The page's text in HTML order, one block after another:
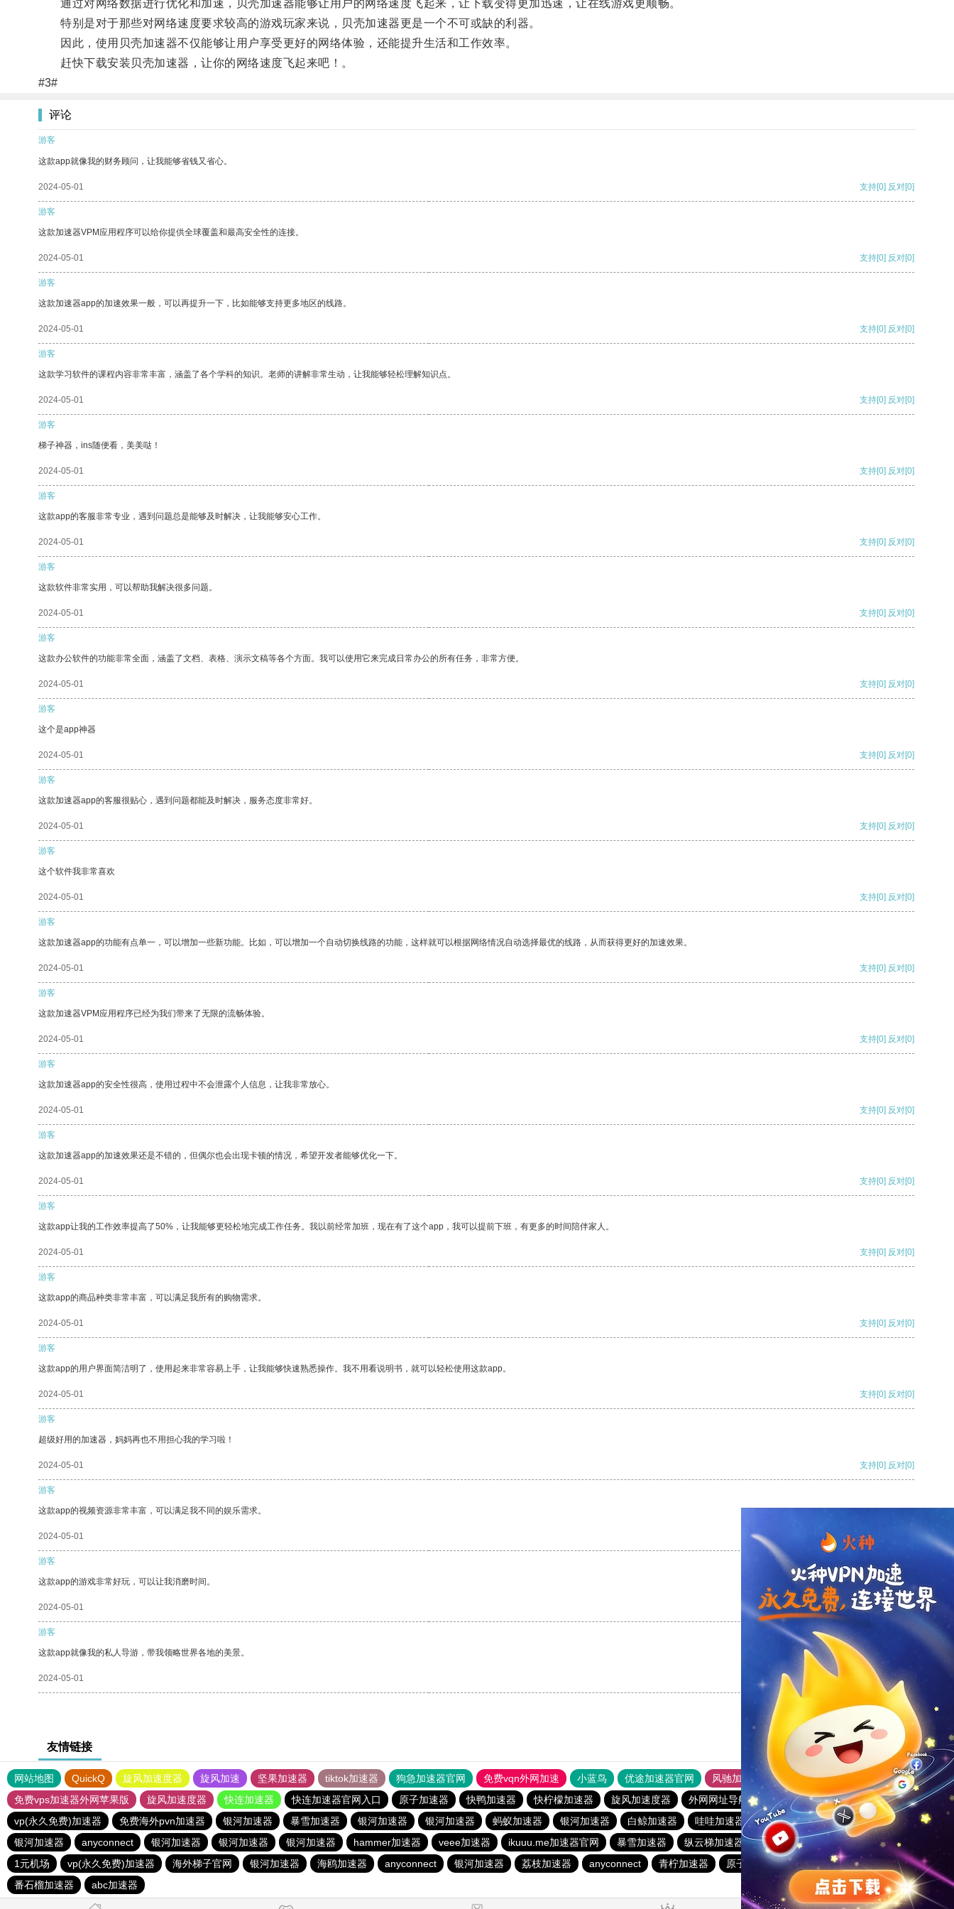
通过对网络数据进行优化和加速，贝壳加速器能够让用户的网络速度飞起来，让下载变得更加迅速，让在线游戏更顺畅。
特别是对于那些对网络速度要求较高的游戏玩家来说，贝壳加速器更是一个不可或缺的利器。
因此，使用贝壳加速器不仅能够让用户享受更好的网络体验，还能提升生活和工作效率。
赶快下载安装贝壳加速器，让你的网络速度飞起来吧！。
#3#
评论
游客
这款app就像我的财务顾问，让我能够省钱又省心。
2024-05-01 支持[0] 反对[0]
游客
这款加速器VPM应用程序可以给你提供全球覆盖和最高安全性的连接。
2024-05-01 支持[0] 反对[0]
游客
这款加速器app的加速效果一般，可以再提升一下，比如能够支持更多地区的线路。
2024-05-01 支持[0] 反对[0]
游客
这款学习软件的课程内容非常丰富，涵盖了各个学科的知识。老师的讲解非常生动，让我能够轻松理解知识点。
2024-05-01 支持[0] 反对[0]
游客
梯子神器，ins随便看，美美哒！
2024-05-01 支持[0] 反对[0]
游客
这款app的客服非常专业，遇到问题总是能够及时解决，让我能够安心工作。
2024-05-01 支持[0] 反对[0]
游客
这款软件非常实用，可以帮助我解决很多问题。
2024-05-01 支持[0] 反对[0]
游客
这款办公软件的功能非常全面，涵盖了文档、表格、演示文稿等各个方面。我可以使用它来完成日常办公的所有任务，非常方便。
2024-05-01 支持[0] 反对[0]
游客
这个是app神器
2024-05-01 支持[0] 反对[0]
游客
这款加速器app的客服很贴心，遇到问题都能及时解决，服务态度非常好。
2024-05-01 支持[0] 反对[0]
游客
这个软件我非常喜欢
2024-05-01 支持[0] 反对[0]
游客
这款加速器app的功能有点单一，可以增加一些新功能。比如，可以增加一个自动切换线路的功能，这样就可以根据网络情况自动选择最优的线路，从而获得更好的加速效果。
2024-05-01 支持[0] 反对[0]
游客
这款加速器VPM应用程序已经为我们带来了无限的流畅体验。
2024-05-01 支持[0] 反对[0]
游客
这款加速器app的安全性很高，使用过程中不会泄露个人信息，让我非常放心。
2024-05-01 支持[0] 反对[0]
游客
这款加速器app的加速效果还是不错的，但偶尔也会出现卡顿的情况，希望开发者能够优化一下。
2024-05-01 支持[0] 反对[0]
游客
这款app让我的工作效率提高了50%，让我能够更轻松地完成工作任务。我以前经常加班，现在有了这个app，我可以提前下班，有更多的时间陪伴家人。
2024-05-01 支持[0] 反对[0]
游客
这款app的商品种类非常丰富，可以满足我所有的购物需求。
2024-05-01 支持[0] 反对[0]
游客
这款app的用户界面简洁明了，使用起来非常容易上手，让我能够快速熟悉操作。我不用看说明书，就可以轻松使用这款app。
2024-05-01 支持[0] 反对[0]
游客
超级好用的加速器，妈妈再也不用担心我的学习啦！
2024-05-01 支持[0] 反对[0]
游客
这款app的视频资源非常丰富，可以满足我不同的娱乐需求。
2024-05-01 支持
游客
这款app的游戏非常好玩，可以让我消磨时间。
2024-05-01 支持[0] 反对[0]
游客
这款app就像我的私人导游，带我领略世界各地的美景。
2024-05-01 支持[0] 反对[0]
友情链接
网站地图 QuickQ 旋风加速度器 旋风加速 坚果加速器 tiktok加速器 狗急加速器官网 免费vqn外网加速 小蓝鸟 优途加速器官网 风驰加速器
旋风加速器
免费vps加速器外网苹果版
旋风加速度器 快连加速器 快连加速器官网入口 原子加速器 快鸭加速器 快柠檬加速器 旋风加速度器 外网网址导航 软件中心
橘子加速器
vp(永久免费)加速器
免费海外pvn加速器 银河加速器 暴雪加速器 银河加速器 银河加速器 蚂蚁加速器 银河加速器 白鲸加速器 哇哇加速器 anyconnect
银河加速器
银河加速器
anyconnect 银河加速器 银河加速器 银河加速器 hammer加速器 veee加速器 ikuuu.me加速器官网 暴雪加速器 纵云梯加速器 暴雪加速器 优云666
蜜蜂加速器
1元机场
vp(永久免费)加速器 海外梯子官网 银河加速器 海鸥加速器 anyconnect 银河加速器 荔枝加速器 anyconnect 青柠加速器 原子加速器 银河加速器
速鹰666
番石榴加速器
abc加速器